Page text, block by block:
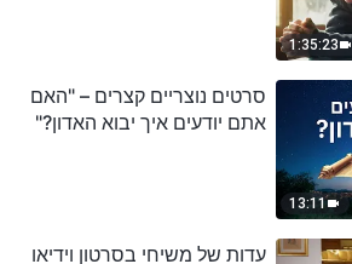
1:35:23
13:11
סרטים נוצריים קצרים – "האם
אתם יודעים איך יבוא האדון?"
עדות של משיחי בסרטון וידיאו